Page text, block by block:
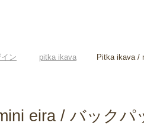
ン pitka ikava Pitka ikava /
eira / バックパ